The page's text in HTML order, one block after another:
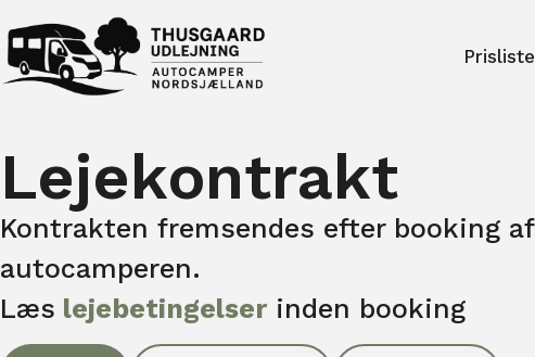
Prisliste
Lejekontrakt
Kontrakten fremsendes efter booking af
autocamperen.
Læs lejebetingelser inden booking